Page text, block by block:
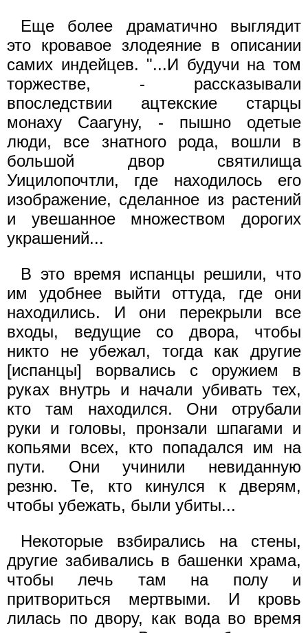
Еще более драматично выглядит
это кровавое злодеяние в описании
самих индейцев. "...И будучи на том
торжестве, - рассказывали
впоследствии ацтекские старцы
монаху Саагуну, - пышно одетые
люди, все знатного рода, вошли в
большой двор святилища
Уицилопочтли, где находилось его
изображение, сделанное из растений
и увешанное множеством дорогих
украшений...
В это время испанцы решили, что
им удобнее выйти оттуда, где они
находились. И они перекрыли все
входы, ведущие со двора, чтобы
никто не убежал, тогда как другие
[испанцы] ворвались с оружием в
руках внутрь и начали убивать тех,
кто там находился. Они отрубали
руки и головы, пронзали шпагами и
копьями всех, кто попадался им на
пути. Они учинили невиданную
резню. Те, кто кинулся к дверям,
чтобы убежать, были убиты...
Некоторые взбирались на стены,
другие забивались в башенки храма,
чтобы лечь там на полу и
притвориться мертвыми. И кровь
лилась по двору, как вода во время